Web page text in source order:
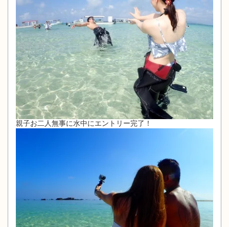
親子お二人無事に水中にエントリー完了！